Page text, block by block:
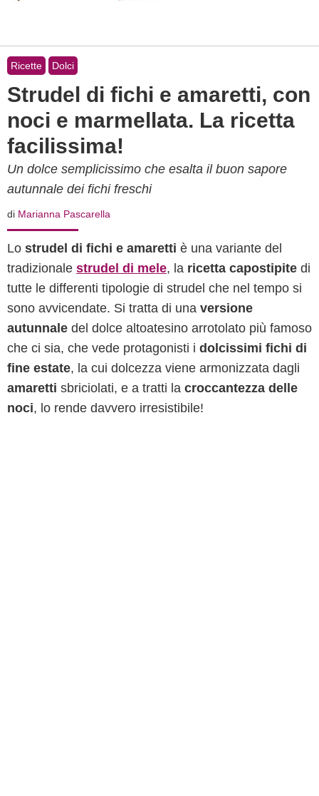
Ricette Dolci
Strudel di fichi e amaretti, con
noci e marmellata. La ricetta
facilissima!
Un dolce semplicissimo che esalta il buon sapore
autunnale dei fichi freschi
di Marianna Pascarella
Lo strudel di fichi e amaretti è una variante del
tradizionale strudel di mele, la ricetta capostipite di
tutte le differenti tipologie di strudel che nel tempo si
sono avvicendate. Si tratta di una versione
autunnale del dolce altoatesino arrotolato più famoso
che ci sia, che vede protagonisti i dolcissimi fichi di
fine estate, la cui dolcezza viene armonizzata dagli
amaretti sbriciolati, e a tratti la croccantezza delle
noci, lo rende davvero irresistibile!